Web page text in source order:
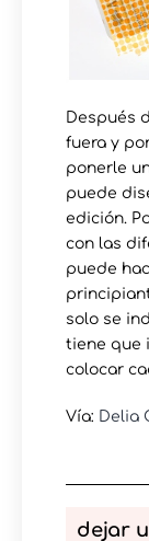
Después
fuera y
ponerle
puede
edición.
con las
puede
solo se
tiene que
colocar
Vía: Delia
dejar